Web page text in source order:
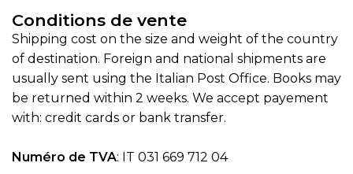
Conditions de vente
Shipping cost on the size and weight of the country
of destination. Foreign and national shipments are
usually sent using the Italian Post Office. Books may
be returned within 2 weeks. We accept payement
with: credit cards or bank transfer.
Numéro de TVA: IT 031 669 712 04